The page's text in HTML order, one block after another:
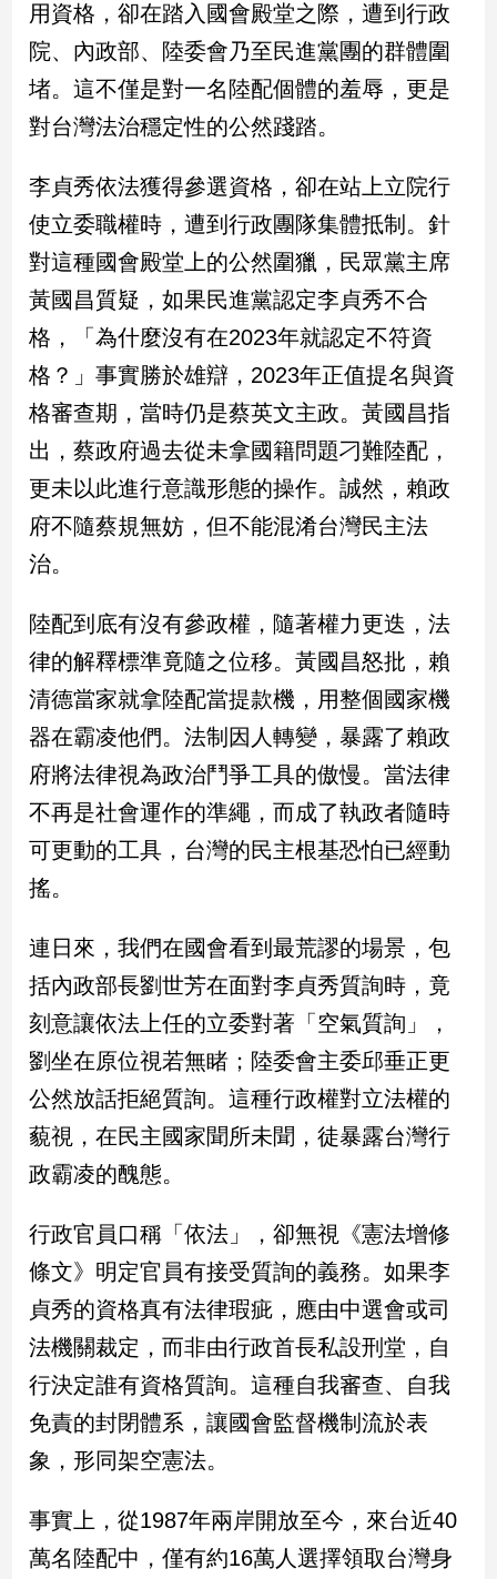
品
觀
點
民
調
會
點
觀
點
兩
岸/
國
際
社
會/
地
方
冠
毒
專
區
南
台
灣
觀
南
台
灣
觀
點
娛
樂
樂
星
聞
流
行/
尚
追
星
生
活
用資格，卻在踏入國會殿堂之際，遭到行政
院、內政部、陸委會乃至民進黨團的群體圍
堵。這不僅是對一名陸配個體的羞辱，更是
對台灣法治穩定性的公然踐踏。
李貞秀依法獲得參選資格，卻在站上立院行
使立委職權時，遭到行政團隊集體抵制。針
對這種國會殿堂上的公然圍獵，民眾黨主席
黃國昌質疑，如果民進黨認定李貞秀不合
格，「為什麼沒有在2023年就認定不符資
格？」事實勝於雄辯，2023年正值提名與資
格審查期，當時仍是蔡英文主政。黃國昌指
出，蔡政府過去從未拿國籍問題刁難陸配，
更未以此進行意識形態的操作。誠然，賴政
府不隨蔡規無妨，但不能混淆台灣民主法
治。
陸配到底有沒有參政權，隨著權力更迭，法
律的解釋標準竟隨之位移。黃國昌怒批，賴
清德當家就拿陸配當提款機，用整個國家機
器在霸凌他們。法制因人轉變，暴露了賴政
府將法律視為政治鬥爭工具的傲慢。當法律
不再是社會運作的準繩，而成了執政者隨時
可更動的工具，台灣的民主根基恐怕已經動
搖。
連日來，我們在國會看到最荒謬的場景，包
括內政部長劉世芳在面對李貞秀質詢時，竟
刻意讓依法上任的立委對著「空氣質詢」，
劉坐在原位視若無睹；陸委會主委邱垂正更
公然放話拒絕質詢。這種行政權對立法權的
藐視，在民主國家聞所未聞，徒暴露台灣行
政霸凌的醜態。
行政官員口稱「依法」，卻無視《憲法增修
條文》明定官員有接受質詢的義務。如果李
貞秀的資格真有法律瑕疵，應由中選會或司
法機關裁定，而非由行政首長私設刑堂，自
行決定誰有資格質詢。這種自我審查、自我
免責的封閉體系，讓國會監督機制流於表
象，形同架空憲法。
事實上，從1987年兩岸開放至今，來台近40
萬名陸配中，僅有約16萬人選擇領取台灣身